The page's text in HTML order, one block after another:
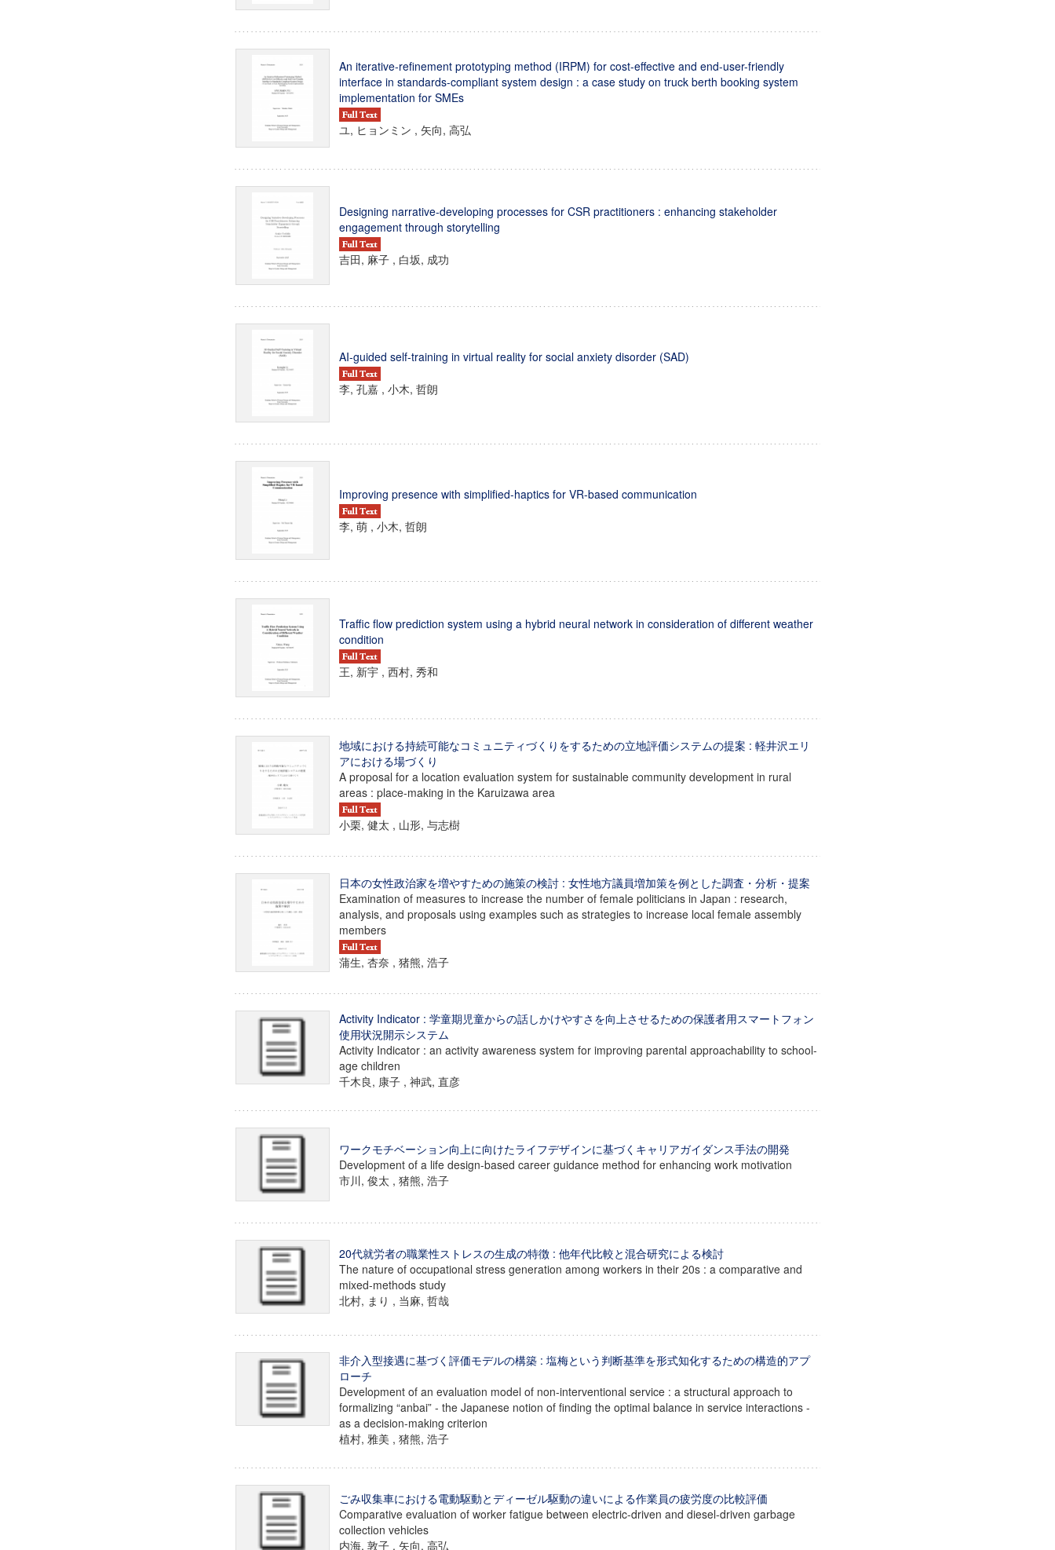
慶應義塾大学グローバルCOEプログラム論理と感性の先端的教育研究拠点
博士課程教育リーディングプログラム「超成熟社会発展のサイエンス」
An iterative-refinement prototyping method (IRPM) for cost-effective and end-user-friendly
interface in standards-compliant system design : a case study on truck berth booking system
implementation for SMEs
ユ, ヒョンミン , 矢向, 高弘
Designing narrative-developing processes for CSR practitioners : enhancing stakeholder
engagement through storytelling
吉田, 麻子 , 白坂, 成功
AI-guided self-training in virtual reality for social anxiety disorder (SAD)
李, 孔嘉 , 小木, 哲朗
Improving presence with simplified-haptics for VR-based communication
李, 萌 , 小木, 哲朗
Traffic flow prediction system using a hybrid neural network in consideration of different weather
condition
王, 新宇 , 西村, 秀和
地域における持続可能なコミュニティづくりをするための立地評価システムの提案 : 軽井沢エリ
アにおける場づくり
A proposal for a location evaluation system for sustainable community development in rural
areas : place-making in the Karuizawa area
小栗, 健太 , 山形, 与志樹
日本の女性政治家を増やすための施策の検討 : 女性地方議員増加策を例とした調査・分析・提案
Examination of measures to increase the number of female politicians in Japan : research,
analysis, and proposals using examples such as strategies to increase local female assembly
members
蒲生, 杏奈 , 猪熊, 浩子
Activity Indicator : 学童期児童からの話しかけやすさを向上させるための保護者用スマートフォン
使用状況開示システム
Activity Indicator : an activity awareness system for improving parental approachability to school-
age children
千木良, 康子 , 神武, 直彦
ワークモチベーション向上に向けたライフデザインに基づくキャリアガイダンス手法の開発
Development of a life design-based career guidance method for enhancing work motivation
市川, 俊太 , 猪熊, 浩子
20代就労者の職業性ストレスの生成の特徴 : 他年代比較と混合研究による検討
The nature of occupational stress generation among workers in their 20s : a comparative and
mixed-methods study
北村, まり , 当麻, 哲哉
非介入型接遇に基づく評価モデルの構築 : 塩梅という判断基準を形式知化するための構造的アプ
ローチ
Development of an evaluation model of non-interventional service : a structural approach to
formalizing “anbai” - the Japanese notion of finding the optimal balance in service interactions -
as a decision-making criterion
植村, 雅美 , 猪熊, 浩子
ごみ収集車における電動駆動とディーゼル駆動の違いによる作業員の疲労度の比較評価
Comparative evaluation of worker fatigue between electric-driven and diesel-driven garbage
collection vehicles
内海, 敦子 , 矢向, 高弘